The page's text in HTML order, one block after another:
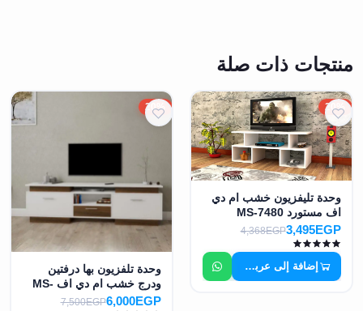
منتجات ذات صلة
20%
وحدة تليفزيون خشب ام دي
اف مستورد MS-7480
3,495EGP
4,368EGP
إضافة إلى عربة التسوق
20%
وحدة تلفزيون بها درفتين
ودرج خشب ام دي اف MS-
7492
6,000EGP
7,500EGP